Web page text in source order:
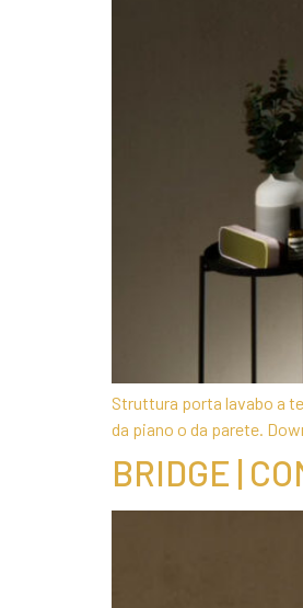
Struttura porta lavabo a
da piano o da parete.
BRIDGE |